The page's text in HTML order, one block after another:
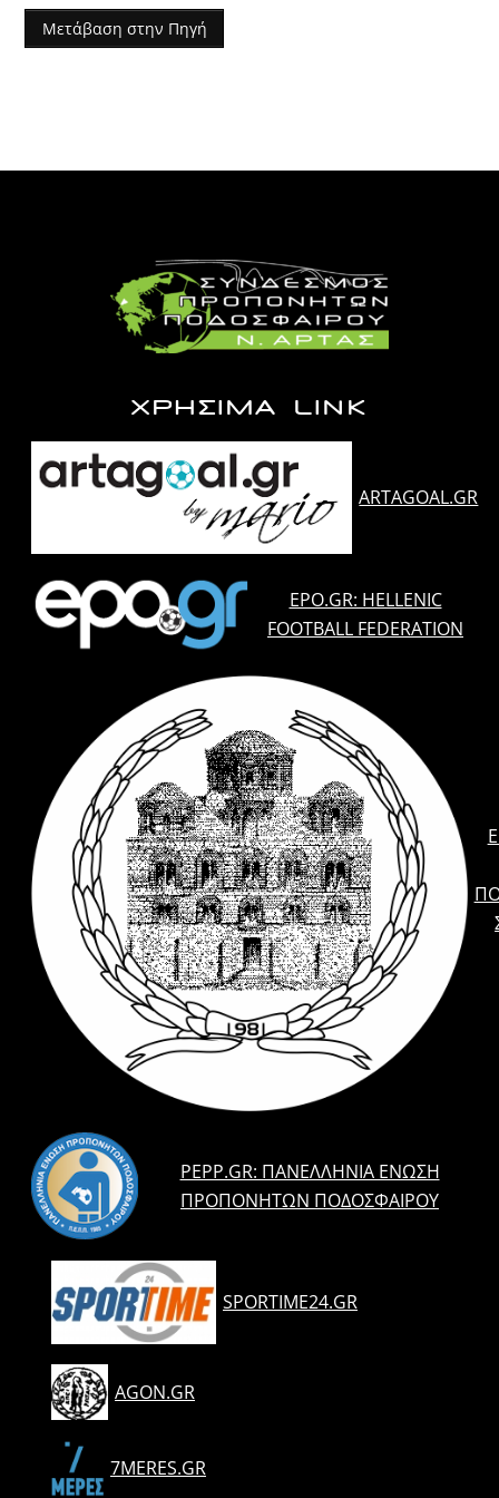
Μετάβαση στην Πηγή
ΧΡΗΣΙΜΑ LINK
ARTAGOAL.GR
EPO.GR: HELLENIC
FOOTBALL FEDERATION
PEPP.GR: ΠΑΝΕΛΛΉΝΙΑ ΈΝΩΣΗ
ΠΡΟΠΟΝΗΤΏΝ ΠΟΔΟΣΦΑΊΡΟΥ
SPORTIME24.GR
AGON.GR
7MERES.GR